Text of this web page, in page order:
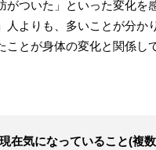
がついた」といった変化を
人よりも、多いことが分か
ことが身体の変化と関係し
在気になっていること(複